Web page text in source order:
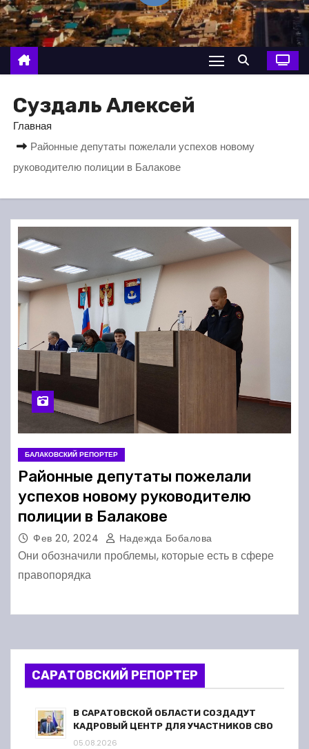
о
м
у
Суздаль Алексей
Главная
Районные депутаты пожелали успехов новому
руководителю полиции в Балакове
БАЛАКОВСКИЙ РЕПОРТЕР
Районные депутаты пожелали
успехов новому руководителю
полиции в Балакове
Фев 20, 2024 Надежда Бобалова
Они обозначили проблемы, которые есть в сфере
правопорядка
САРАТОВСКИЙ РЕПОРТЕР
В САРАТОВСКОЙ ОБЛАСТИ СОЗДАДУТ
КАДРОВЫЙ ЦЕНТР ДЛЯ УЧАСТНИКОВ СВО
05.08.2026